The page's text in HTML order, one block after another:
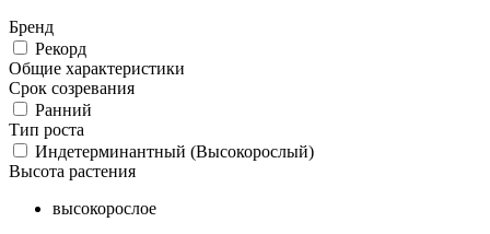
Бренд
Рекорд
Общие характеристики
Срок созревания
Ранний
Тип роста
Индетерминантный (Высокорослый)
Высота растения
высокорослое